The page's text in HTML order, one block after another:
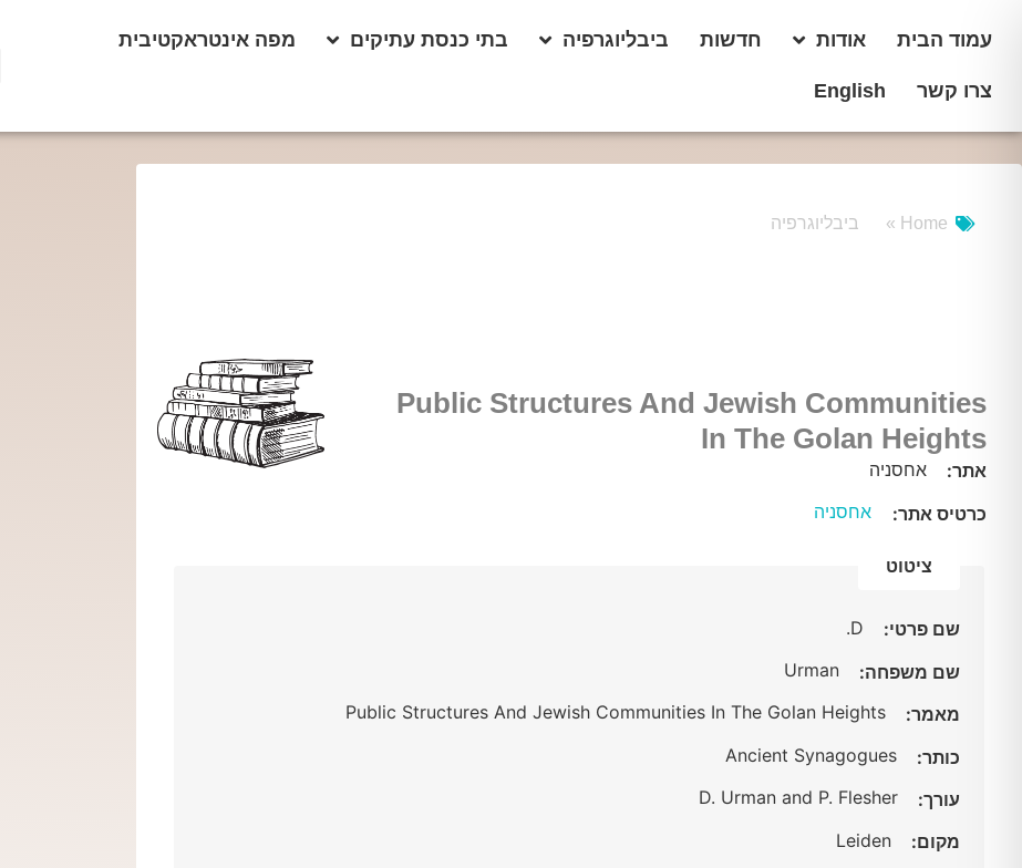
עמוד הבית אודות חדשות ביבליוגרפיה בתי כנסת עתיקים מפה אינטראקטיבית
צרו קשר English
Home » ביבליוגרפיה
Public Structures And Jewish Communities
In The Golan Heights
אתר: אחסניה
כרטיס אתר: אחסניה
ציטוט
שם פרטי: D.
שם משפחה: Urman
מאמר: Public Structures And Jewish Communities In The Golan Heights
כותר: Ancient Synagogues
עורך: D. Urman and P. Flesher
מקום: Leiden